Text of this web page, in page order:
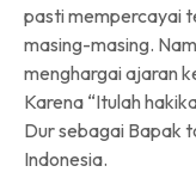
pasti mempercayai
masing-masing.
menghargai ajaran
Karena “Itulah
Dur sebagai Bapak
Indonesia.